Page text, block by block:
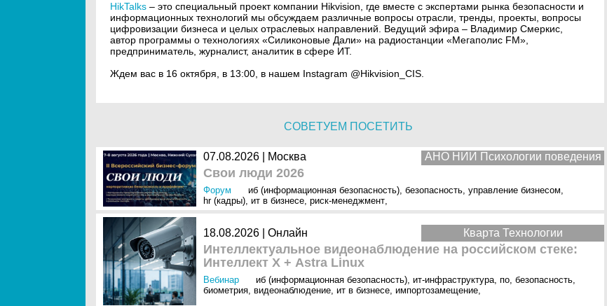
HikTalks – это специальный проект компании Hikvision, где вместе с экспертами рынка безопасности и
информационных технологий мы обсуждаем различные вопросы отрасли, тренды, проекты, вопросы
цифровизации бизнеса и целых отраслевых направлений. Ведущий эфира – Владимир Смеркис,
автор программы о технологиях «Силиконовые Дали» на радиостанции «Мегаполис FM»,
предприниматель, журналист, аналитик в сфере ИТ.
Ждем вас в 16 октября, в 13:00, в нашем Instagram @Hikvision_CIS.
СОВЕТУЕМ ПОСЕТИТЬ
АНО НИИ Психологии поведения
07.08.2026 | Москва
Свои люди 2026
Форум иб (информационная безопасность), безопасность, управление бизнесом,
hr (кадры), ит в бизнесе, риск-менеджмент,
Кварта Технологии
18.08.2026 | Онлайн
Интеллектуальное видеонаблюдение на российском стеке:
Интеллект Х + Astra Linux
Вебинар иб (информационная безопасность), ит-инфраструктура, по, безопасность,
биометрия, видеонаблюдение, ит в бизнесе, импортозамещение,